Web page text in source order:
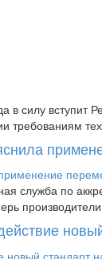
в силу вступит
требованиям
служба по